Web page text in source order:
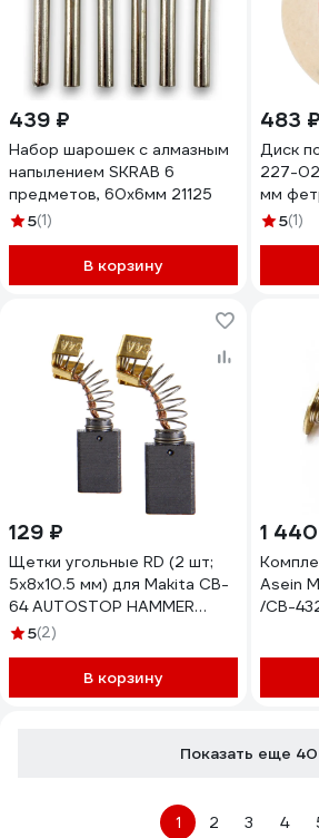
439 ₽
Набор шарошек с алмазным
напылением SKRAB 6
предметов, 60x6мм 21125
5(1)
В корзину
483 ₽
Диск
227-
мм
5(1)
129 ₽
Щетки угольные RD (2 шт;
5х8х10.5 мм) для Makita CB-
64 AUTOSTOP HAMMER
54792
5(2)
В корзину
1
Asein
/CB-
Показать еще 40
1 2 3 4